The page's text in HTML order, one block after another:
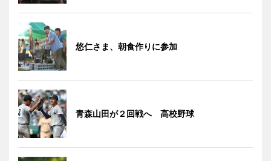
悠仁さま、朝食作りに参加
青森山田が２回戦へ 高校野球